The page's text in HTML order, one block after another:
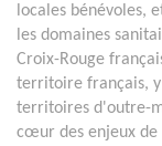
locales bénévoles,
les domaines
Croix-Rouge
territoire français,
territoires d'outre-
cœur des enjeux de